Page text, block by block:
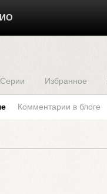
Серии Избранное
Комментарии в блоге